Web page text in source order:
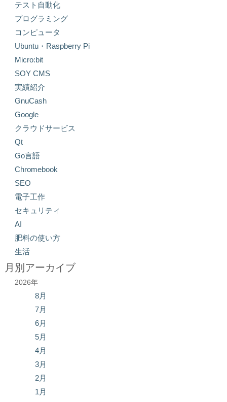
テスト自動化
プログラミング
コンピュータ
Ubuntu・Raspberry Pi
Micro:bit
SOY CMS
実績紹介
GnuCash
Google
クラウドサービス
Qt
Go言語
Chromebook
SEO
電子工作
セキュリティ
AI
肥料の使い方
生活
月別アーカイブ
2026年
8月
7月
6月
5月
4月
3月
2月
1月